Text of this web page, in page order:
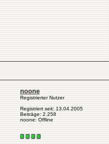
noone
Registrierter Nutzer
Registriert seit: 13.04.2005
Beiträge: 2.258
noone: Offline